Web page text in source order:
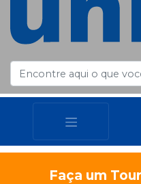
Faça um